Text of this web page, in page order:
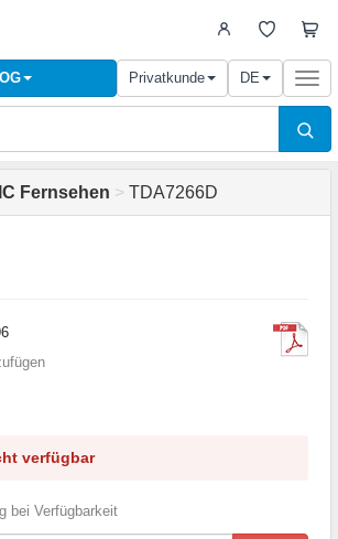
Privatkunde DE
IC Fernsehen > TDA7266D
verfügbar
bei Verfügbarkeit